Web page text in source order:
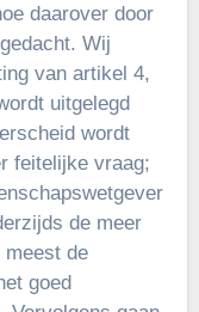
daarover door
Wij
van artikel 4,
uitgelegd
wordt
feitelijke vraag;
de meer
meest de
goed